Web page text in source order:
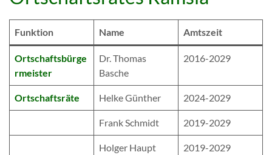
Funktion Name Amtszeit
Ortschaftsbürge
rmeister
Dr. Thomas
Basche
2016-2029
Ortschaftsräte Helke Günther 2024-2029
Frank Schmidt 2019-2029
Holger Haupt
2019-2029